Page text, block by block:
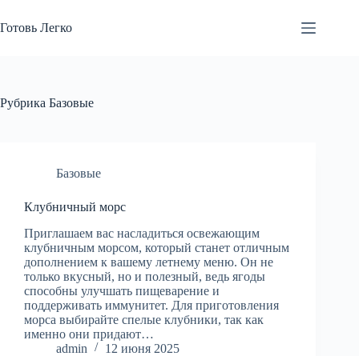
к
сути
Готовь Легко
Рубрика Базовые
Базовые
Клубничный морс
Приглашаем вас насладиться освежающим
клубничным морсом, который станет отличным
дополнением к вашему летнему меню. Он не
только вкусный, но и полезный, ведь ягоды
способны улучшать пищеварение и
поддерживать иммунитет. Для приготовления
морса выбирайте спелые клубники, так как
именно они придают…
admin
12 июня 2025